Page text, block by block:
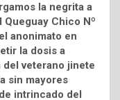
la negrita a
Chico Nº
anonimato en
la dosis a
veterano jinete
sin mayores
intrincado del